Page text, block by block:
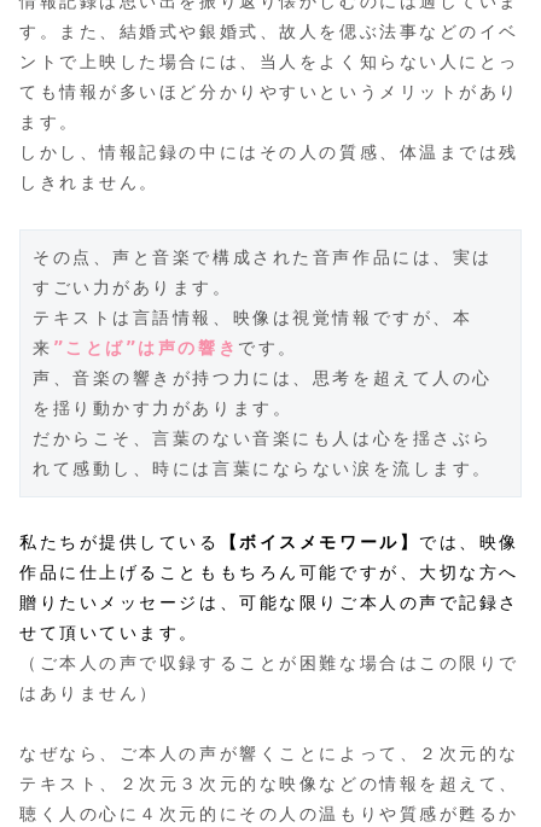
す。また、結婚式や銀婚式、故人を偲ぶ法事などのイベ
ントで上映した場合には、当人をよく知らない人にとっ
ても情報が多いほど分かりやすいというメリットがあり
ます。
しかし、情報記録の中にはその人の質感、体温までは残
しきれません。
その点、声と音楽で構成された音声作品には、実は
すごい力があります。
テキストは言語情報、映像は視覚情報ですが、本
来 ”ことば”は声の響き です。
声、音楽の響きが持つ力には、思考を超えて人の心
を揺り動かす力があります。
だからこそ、言葉のない音楽にも人は心を揺さぶら
れて感動し、時には言葉にならない涙を流します。
私たちが提供している 【ボイスメモワール】 では、映像
作品に仕上げることももちろん可能ですが、大切な方へ
贈りたいメッセージは、可能な限りご本人の声で記録さ
せて頂いています。
（ご本人の声で収録することが困難な場合はこの限りで
はありません）
なぜなら、ご本人の声が響くことによって、２次元的な
テキスト、２次元３次元的な映像などの情報を超えて、
聴く人の心に４次元的にその人の温もりや質感が甦るか